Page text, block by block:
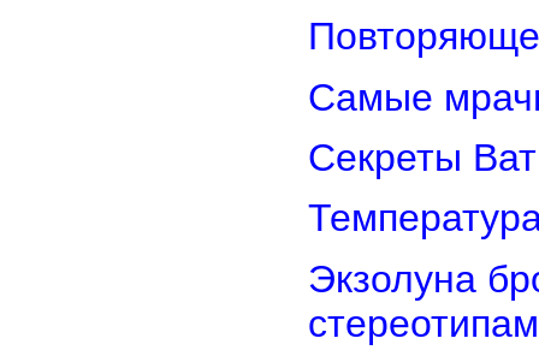
Самые
Секреты
Экзолуна
стереотипам